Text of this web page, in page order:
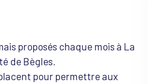
proposés chaque mois à La
de Bègles.
pour permettre aux